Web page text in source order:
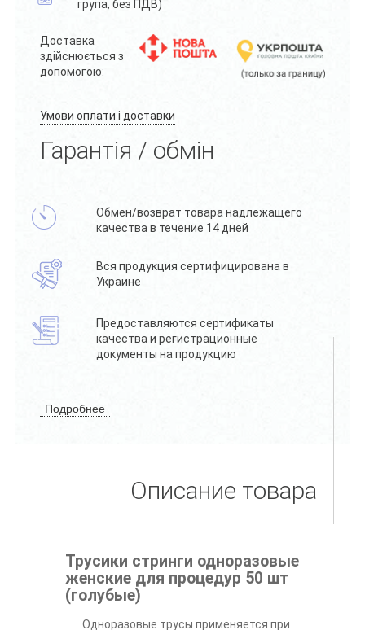
група, без ПДВ)
Доставка
здійснюється з
допомогою:
Умови оплати і доставки
Гарантія / обмін
Обмен/возврат товара надлежащего
качества в течение 14 дней
Вся продукция сертифицирована в
Украине
Предоставляются сертификаты
качества и регистрационные
документы на продукцию
Подробнее
Описание товара
Трусики стринги одноразовые
женские для процедур 50 шт
(голубые)
Одноразовые трусы применяется при